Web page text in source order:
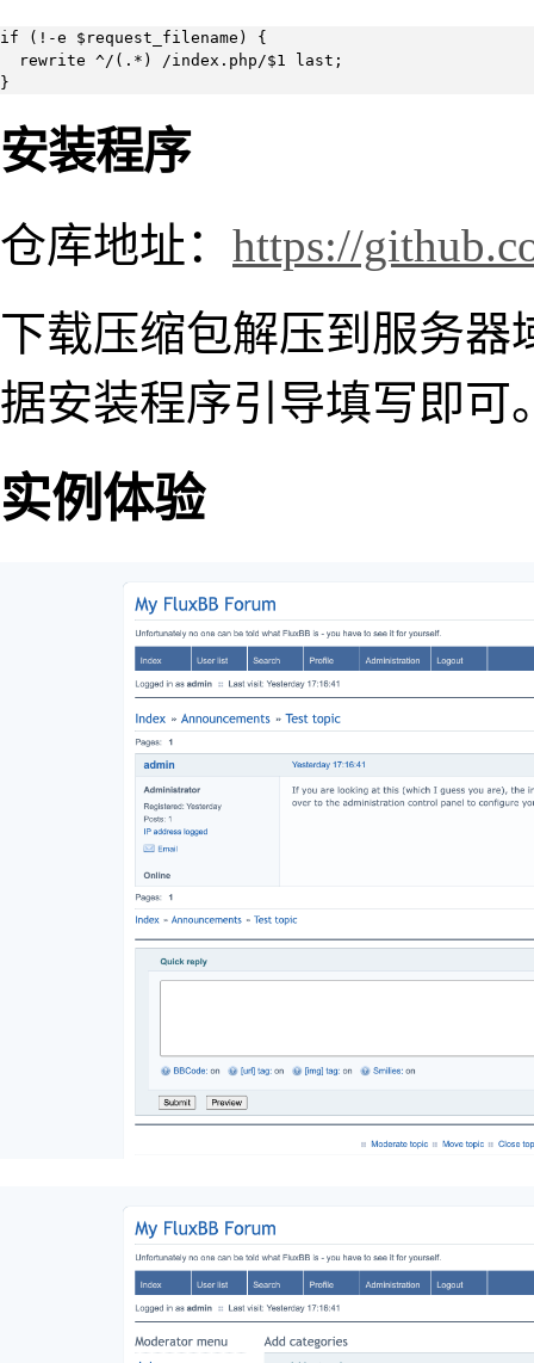
if (!-e $request_filename) {
  rewrite ^/(.*) /index.php/$1 last;
}
安装程序
仓库地址： https://
下载压缩包解压到服务
据安装程序引导填写即可
实例体验